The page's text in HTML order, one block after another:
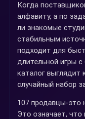
Когда
алфавиту, а по
ли знакомые
стабильным
подходит для
длительной игры
каталог выглядит
случайный набор
107 продавцы-это
Это означает,